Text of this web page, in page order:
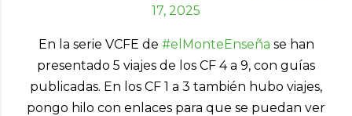
17, 2025
En la serie VCFE de #elMonteEnseña se han
presentado 5 viajes de los CF 4 a 9, con guías
publicadas. En los CF 1 a 3 también hubo viajes,
pongo hilo con enlaces para que se puedan ver